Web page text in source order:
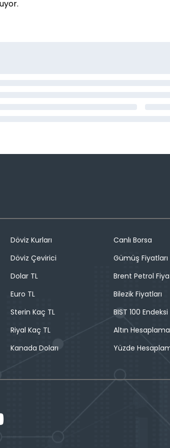
Döviz Kurları
Döviz Çevirici
Dolar TL
Euro TL
Sterin Kaç TL
Riyal Kaç TL
Kanada Doları
Canlı Borsa
Gümüş Fiyatları
Brent Petrol
Bilezik Fiyatları
BIST 100 Endeksi
Altın Hesaplama
Yüzde